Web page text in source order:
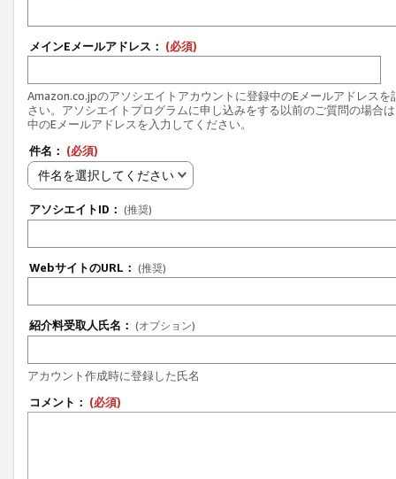
メインEメールアドレス： (必須)
Amazon.co.jpのアソシエイトアカウントに登録中のEメールアドレスを
さい。アソシエイトプログラムに申し込みをする以前のご質問の場合
中のEメールアドレスを入力してください。
件名： (必須)
件名を選択してください
アソシエイトID： (推奨)
WebサイトのURL： (推奨)
紹介料受取人氏名： (オプション)
アカウント作成時に登録した氏名
コメント： (必須)